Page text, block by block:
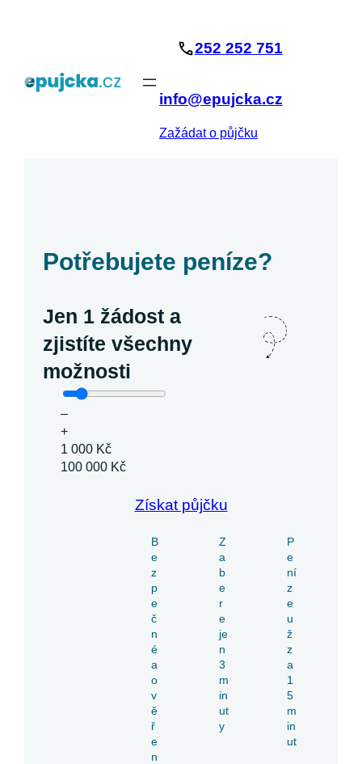
252 252 751
info@epujcka.cz
Zažádat o půjčku
Potřebujete peníze?
Jen 1 žádost a
zjistíte všechny
možnosti
–
+
1 000 Kč
100 000 Kč
Získat půjčku
B
e
z
p
e
č
n
é
a
o
v
ě
ř
e
n
Z
a
b
e
r
e
je
n
3
m
in
ut
y
P
e
ní
z
e
u
ž
z
a
1
5
m
in
ut